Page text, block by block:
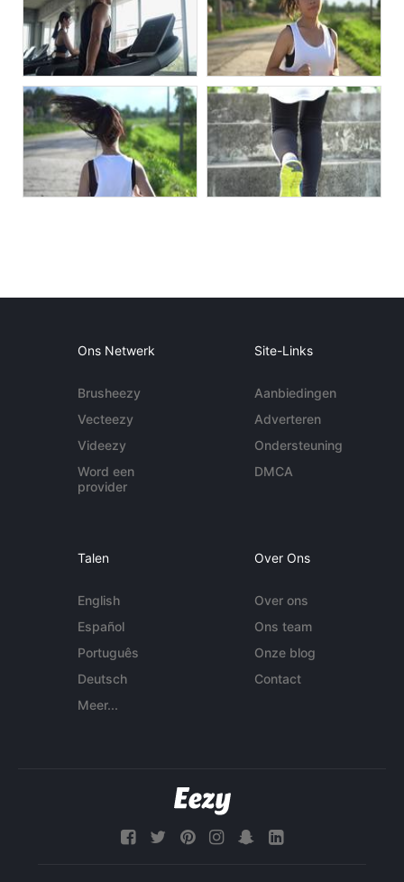
Ons Netwerk
Brusheezy
Vecteezy
Videezy
Word een
provider
Site-Links
Aanbiedingen
Adverteren
Ondersteuning
DMCA
Talen
English
Español
Português
Deutsch
Meer...
Over Ons
Over ons
Ons team
Onze blog
Contact